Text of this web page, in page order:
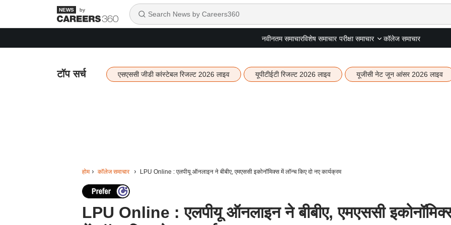
by
नवीनतम समाचारविशेष समाचार परीक्षा समाचार कॉलेज समाचार
टॉप सर्च एसएससी जीडी कांस्टेबल रिजल्ट 2026 लाइव यूपीटीईटी रिजल्ट 2026 लाइव यूजीसी नेट जून आंसर 2026 लाइव
होम कॉलेज समाचार LPU Online : एलपीयू ऑनलाइन ने बीबीए, एमएससी इकोनॉमिक्स में लॉन्च किए दो नए कार्यक्रम
LPU Online : एलपीयू ऑनलाइन ने बीबीए, एमएससी